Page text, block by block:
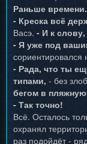
Раньше времени.
- Креска всё
Васэ. - И к
- Я уже под
сориентировался
- Рада, что ты
типами, - без
бегом в пляжную
- Так точно!
Всё. Осталось
охранял
раз подойдёт -